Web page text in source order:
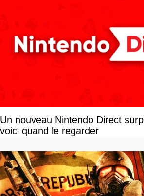
Un nouveau Nintendo Direct
voici quand le regarder